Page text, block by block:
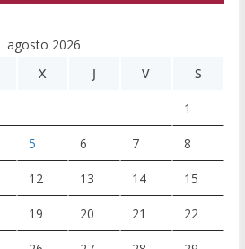
agosto 2026
X J V S
1
5 6 7 8
12 13 14 15
19 20 21 22